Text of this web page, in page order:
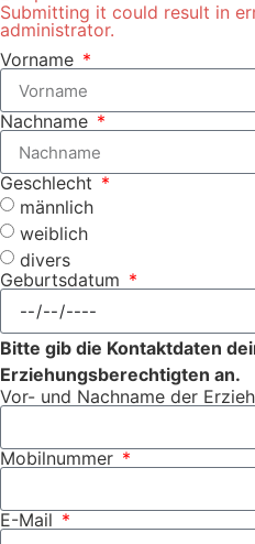
Submitting it could result in
administrator.
Vorname
Nachname
Geschlecht
männlich
weiblich
divers
Geburtsdatum
Bitte gib die Kontaktdaten
Erziehungsberechtigten an.
Vor- und Nachname der
Mobilnummer
E-Mail